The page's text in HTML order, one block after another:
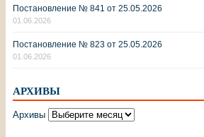
Постановление № 841 от 25.05.2026
01.06.2026
Постановление № 823 от 25.05.2026
01.06.2026
АРХИВЫ
Архивы